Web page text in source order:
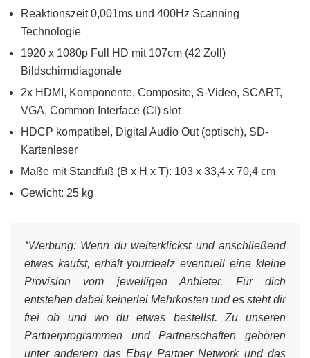
Reaktionszeit 0,001ms und 400Hz Scanning
Technologie
1920 x 1080p Full HD mit 107cm (42 Zoll)
Bildschirmdiagonale
2x HDMI, Komponente, Composite, S-Video, SCART,
VGA, Common Interface (CI) slot
HDCP kompatibel, Digital Audio Out (optisch), SD-
Kartenleser
Maße mit Standfuß (B x H x T): 103 x 33,4 x 70,4 cm
Gewicht: 25 kg
*Werbung: Wenn du weiterklickst und anschließend
etwas kaufst, erhält yourdealz eventuell eine kleine
Provision vom jeweiligen Anbieter. Für dich
entstehen dabei keinerlei Mehrkosten und es steht dir
frei ob und wo du etwas bestellst. Zu unseren
Partnerprogrammen und Partnerschaften gehören
unter anderem das Ebay Partner Network und das